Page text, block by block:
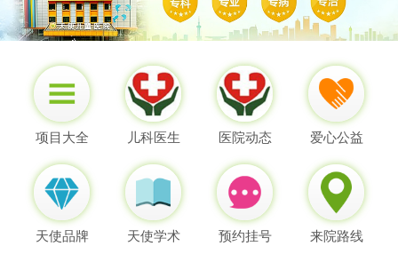
项目大全 儿科医生 医院动态 爱心公益
天使品牌 天使学术 预约挂号 来院路线